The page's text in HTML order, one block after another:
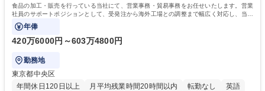
食品の加工・販売を行っている当社にて、営業事務・貿易事務をお任せいたします。営業
社員のサポートポジションとして、受発注から海外工場との調整まで幅広く対応し、当社
事業の根幹を支えていただきます。
年俸
420万6000円～603万4800円
勤務地
東京都中央区
年間休日120日以上
月平均残業時間20時間以内 転勤なし
英語